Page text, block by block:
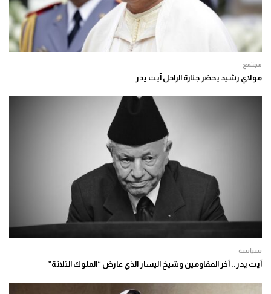
مجتمع
مولاي رشيد يحضر جنازة الراحل آيت يدر
سياسة
آيت يدر.. آخر المقاومين وشيخ اليسار الذي عارض “الملوك الثلاثة”